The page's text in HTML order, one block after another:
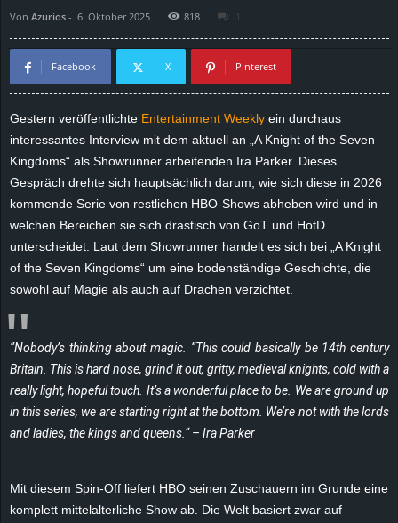
Von Azurios - 6. Oktober 2025 818 1
Facebook X Pinterest
Gestern veröffentlichte Entertainment Weekly ein durchaus
interessantes Interview mit dem aktuell an „A Knight of the Seven
Kingdoms“ als Showrunner arbeitenden Ira Parker. Dieses
Gespräch drehte sich hauptsächlich darum, wie sich diese in 2026
kommende Serie von restlichen HBO-Shows abheben wird und in
welchen Bereichen sie sich drastisch von GoT und HotD
unterscheidet. Laut dem Showrunner handelt es sich bei „A Knight
of the Seven Kingdoms“ um eine bodenständige Geschichte, die
sowohl auf Magie als auch auf Drachen verzichtet.
“Nobody’s thinking about magic. “This could basically be 14th century
Britain. This is hard nose, grind it out, gritty, medieval knights, cold with a
really light, hopeful touch. It’s a wonderful place to be. We are ground up
in this series, we are starting right at the bottom. We’re not with the lords
and ladies, the kings and queens.“ – Ira Parker
Mit diesem Spin-Off liefert HBO seinen Zuschauern im Grunde eine
komplett mittelalterliche Show ab. Die Welt basiert zwar auf